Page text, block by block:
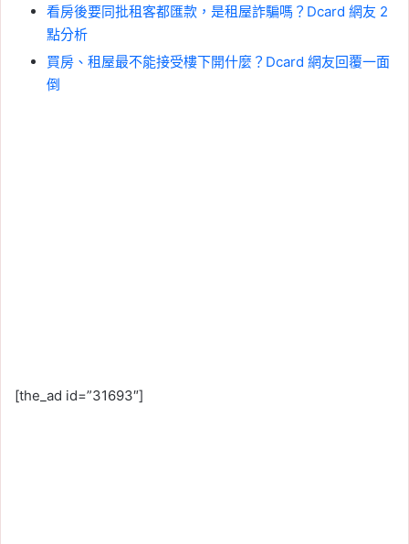
看房後要同批租客都匯款，是租屋詐騙嗎？Dcard 網友 2
點分析
買房、租屋最不能接受樓下開什麼？Dcard 網友回覆一面
倒
[the_ad id=”31693″]